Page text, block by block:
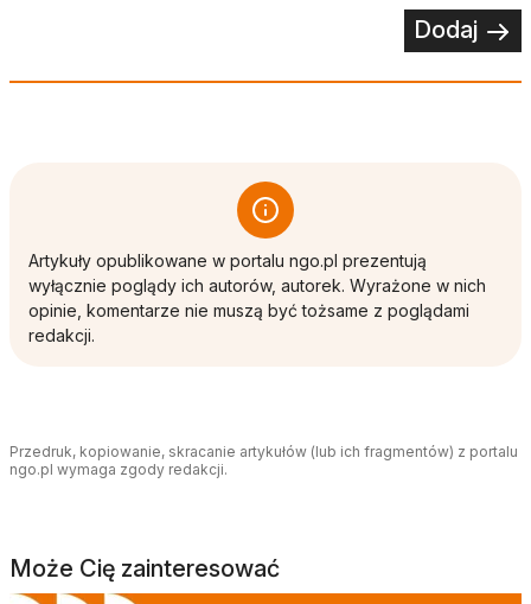
Dodaj
Artykuły opublikowane w portalu ngo.pl prezentują
wyłącznie poglądy ich autorów, autorek. Wyrażone w nich
opinie, komentarze nie muszą być tożsame z poglądami
redakcji.
Przedruk, kopiowanie, skracanie artykułów (lub ich fragmentów) z portalu
ngo.pl wymaga zgody redakcji.
Może Cię zainteresować